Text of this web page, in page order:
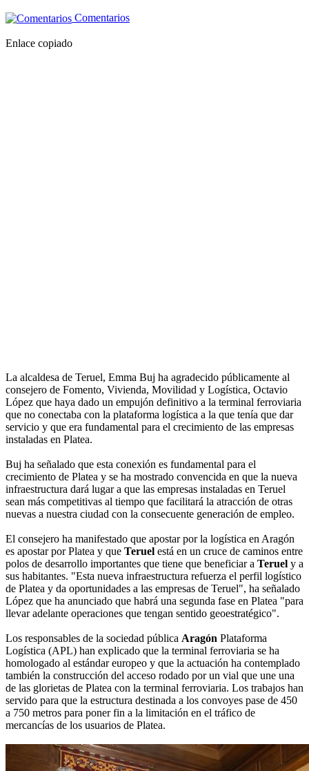
Comentarios
Enlace copiado
La alcaldesa de Teruel, Emma Buj ha agradecido públicamente al
consejero de Fomento, Vivienda, Movilidad y Logística, Octavio
López que haya dado un empujón definitivo a la terminal ferroviaria
que no conectaba con la plataforma logística a la que tenía que dar
servicio y que era fundamental para el crecimiento de las empresas
instaladas en Platea.
Buj ha señalado que esta conexión es fundamental para el
crecimiento de Platea y se ha mostrado convencida en que la nueva
infraestructura dará lugar a que las empresas instaladas en Teruel
sean más competitivas al tiempo que facilitará la atracción de otras
nuevas a nuestra ciudad con la consecuente generación de empleo.
El consejero ha manifestado que apostar por la logística en Aragón
es apostar por Platea y que Teruel está en un cruce de caminos entre
polos de desarrollo importantes que tiene que beneficiar a Teruel y a
sus habitantes. "Esta nueva infraestructura refuerza el perfil logístico
de Platea y da oportunidades a las empresas de Teruel", ha señalado
López que ha anunciado que habrá una segunda fase en Platea "para
llevar adelante operaciones que tengan sentido geoestratégico".
Los responsables de la sociedad pública Aragón Plataforma
Logística (APL) han explicado que la terminal ferroviaria se ha
homologado al estándar europeo y que la actuación ha contemplado
también la construcción del acceso rodado por un vial que une una
de las glorietas de Platea con la terminal ferroviaria. Los trabajos han
servido para que la estructura destinada a los convoyes pase de 450
a 750 metros para poner fin a la limitación en el tráfico de
mercancías de los usuarios de Platea.